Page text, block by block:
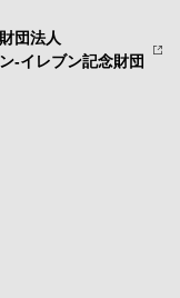
団法人
-イレブン記念財団